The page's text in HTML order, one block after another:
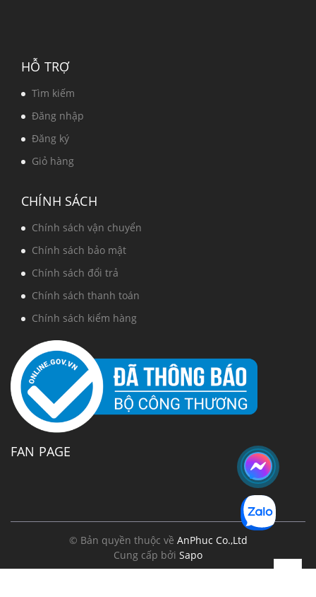
HỖ TRỢ
Tìm kiếm
Đăng nhập
Đăng ký
Giỏ hàng
CHÍNH SÁCH
Chính sách vận chuyển
Chính sách bảo mật
Chính sách đổi trả
Chính sách thanh toán
Chính sách kiểm hàng
FAN PAGE
© Bản quyền thuộc về AnPhuc Co.,Ltd
Cung cấp bởi Sapo